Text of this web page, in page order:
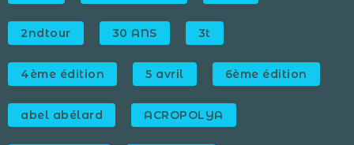
2ndtour 30 ANS 3t
4ème édition 5 avril 6ème édition
abel abélard ACROPOLYA